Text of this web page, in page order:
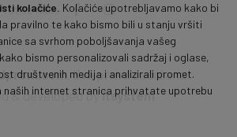
nas:
. Sva prava zadržana.
& developed byitsystem
kolačiće. Kolačiće upotrebljavamo kako bi
pravilno te kako bismo bili u stanju vršiti
sa svrhom poboljšavanja vašeg
bismo personalizovali sadržaj i oglase,
društvenih medija i analizirali promet.
naših internet stranica prihvatate upotrebu